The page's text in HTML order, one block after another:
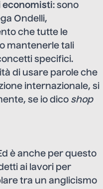
economisti: sono
Ondelli,
che tutte le
mantenerle tali
specifici.
di usare parole che
internazionale, si
se io dico shop
è anche per questo
ai lavori per
tra un anglicismo